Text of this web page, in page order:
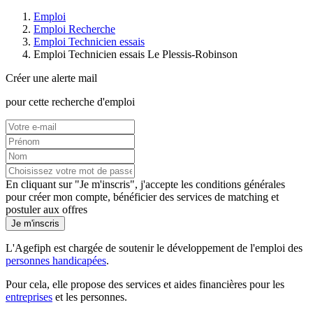
Emploi
Emploi Recherche
Emploi Technicien essais
Emploi Technicien essais Le Plessis-Robinson
Créer une alerte mail
pour cette recherche d'emploi
En cliquant sur "Je m'inscris", j'accepte les conditions générales
pour créer mon compte, bénéficier des services de matching et
postuler aux offres
Je m'inscris
L'Agefiph est chargée de soutenir le développement de l'emploi des
personnes handicapées.
Pour cela, elle propose des services et aides financières pour les
entreprises et les personnes.